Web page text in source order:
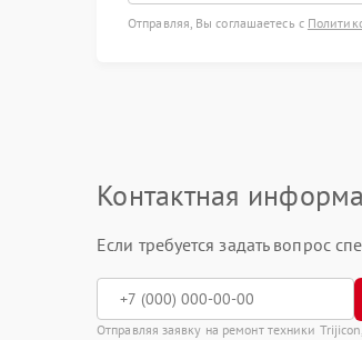
Отправляя, Вы соглашаетесь с
Контактная
Если требуется задать вопрос
Отправляя заявку на ремонт техники